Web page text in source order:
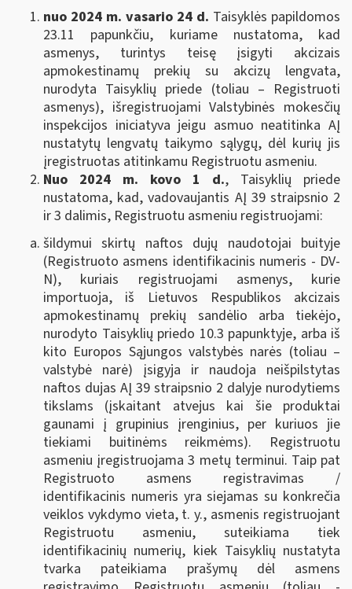
nuo 2024 m. vasario 24 d. Taisyklės papildomos
23.11 papunkčiu, kuriame nustatoma, kad
asmenys, turintys teisę įsigyti akcizais
apmokestinamų prekių su akcizų lengvata,
nurodyta Taisyklių priede (toliau – Registruoti
asmenys), išregistruojami Valstybinės mokesčių
inspekcijos iniciatyva jeigu asmuo neatitinka AĮ
nustatytų lengvatų taikymo sąlygų, dėl kurių jis
įregistruotas atitinkamu Registruotu asmeniu.
Nuo 2024 m. kovo 1 d., Taisyklių priede
nustatoma, kad, vadovaujantis AĮ 39 straipsnio 2
ir 3 dalimis, Registruotu asmeniu registruojami:
šildymui skirtų naftos dujų naudotojai buityje
(Registruoto asmens identifikacinis numeris - DV-
N), kuriais registruojami asmenys, kurie
importuoja, iš Lietuvos Respublikos akcizais
apmokestinamų prekių sandėlio arba tiekėjo,
nurodyto Taisyklių priedo 10.3 papunktyje, arba iš
kito Europos Sąjungos valstybės narės (toliau –
valstybė narė) įsigyja ir naudoja neišpilstytas
naftos dujas AĮ 39 straipsnio 2 dalyje nurodytiems
tikslams (įskaitant atvejus kai šie produktai
gaunami į grupinius įrenginius, per kuriuos jie
tiekiami buitinėms reikmėms). Registruotu
asmeniu įregistruojama 3 metų terminui. Taip pat
Registruoto asmens registravimas /
identifikacinis numeris yra siejamas su konkrečia
veiklos vykdymo vieta, t. y., asmenis registruojant
Registruotu asmeniu, suteikiama tiek
identifikacinių numerių, kiek Taisyklių nustatyta
tvarka pateikiama prašymų dėl asmens